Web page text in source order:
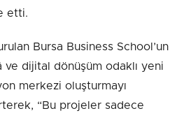
etti.
Bursa Business School’un
ve dijital dönüşüm odaklı yeni
merkezi oluşturmayı
“Bu projeler sadece